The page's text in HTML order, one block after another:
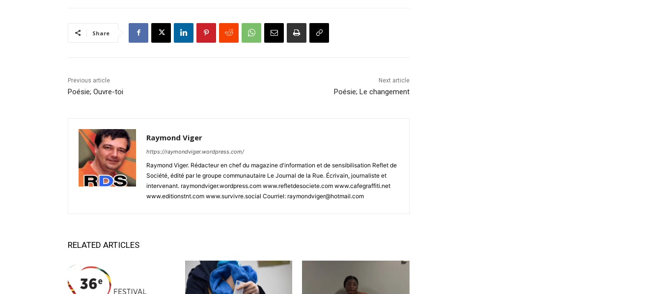
Share
Previous article
Poésie; Ouvre-toi
Next article
Poésie; Le changement
Raymond Viger
https://raymondviger.wordpress.com/
Raymond Viger. Rédacteur en chef du magazine d'information et de sensibilisation Reflet de
Société, édité par le groupe communautaire Le Journal de la Rue. Écrivain, journaliste et
intervenant. raymondviger.wordpress.com www.refletdesociete.com www.cafegraffiti.net
www.editionstnt.com www.survivre.social Courriel: raymondviger@hotmail.com
RELATED ARTICLES